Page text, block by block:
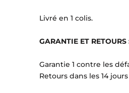
Livré en 1 colis.
GARANTIE ET ​​RETOURS
Garantie 1 contre les
Retours dans les 14